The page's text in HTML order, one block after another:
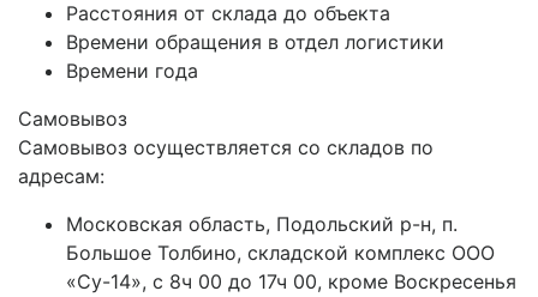
Расстояния от склада до объекта
Времени обращения в отдел логистики
Времени года
Самовывоз
Самовывоз осуществляется со складов по
адресам:
Московская область, Подольский р-н, п.
Большое Толбино, складской комплекс ООО
«Су-14», с 8ч 00 до 17ч 00, кроме Воскресенья